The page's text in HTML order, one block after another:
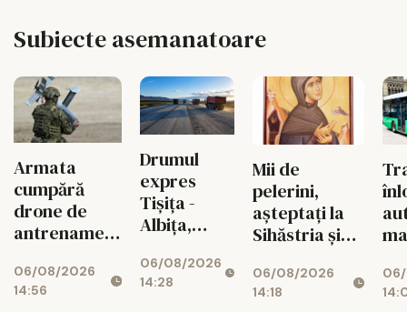
Subiecte asemanatoare
Armata
cumpără
drone de
antrenament
militarii
ieșeni
06/08/2026
14:56
Drumul
expres
Tișița -
Albița,
explozia
costurilor!
06/08/2026
14:28
Mii de
pelerini,
așteptați la
Sihăstria și
06/08/2026
14:18